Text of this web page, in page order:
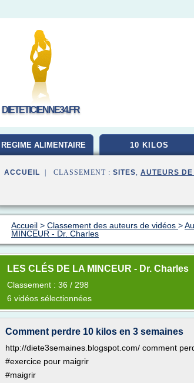
DIETETICIENNE34.FR
REGIME ALIMENTAIRE 10 KILOS
ACCUEIL | CLASSEMENT : SITES, AUTEURS DE
Accueil > Classement des auteurs de vidéos >
MINCEUR - Dr. Charles
LES CLÉS DE LA MINCEUR - Dr. Charles
Classement : 36 / 298
6 vidéos sélectionnées
Comment perdre 10 kilos en 3 semaines
http://diete3semaines.blogspot.com/ comment
#exercice pour maigrir
#maigrir